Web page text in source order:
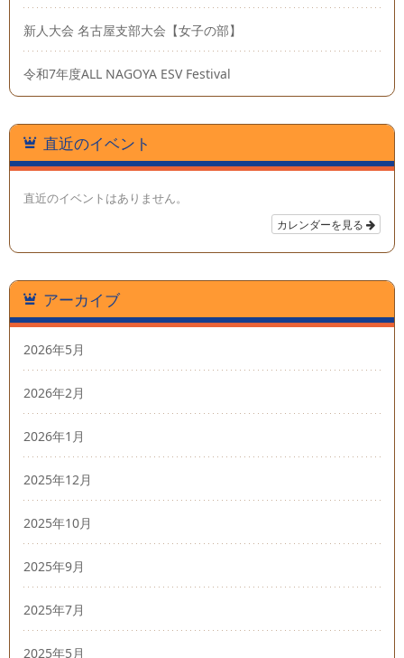
新人大会 名古屋支部大会【女子の部】
令和7年度ALL NAGOYA ESV Festival
直近のイベント
直近のイベントはありません。
カレンダーを見る
アーカイブ
2026年5月
2026年2月
2026年1月
2025年12月
2025年10月
2025年9月
2025年7月
2025年5月